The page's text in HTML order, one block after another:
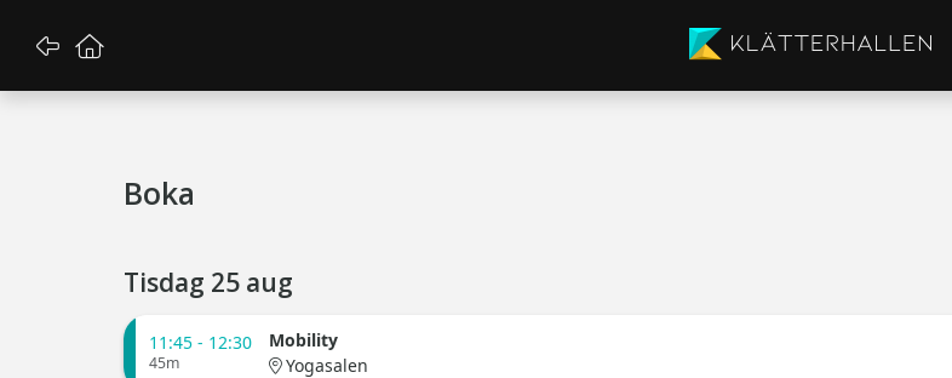
Gå tillbaka
Boka
Tisdag 25 aug
11:45 - 12:30
45m
Mobility
Yogasalen